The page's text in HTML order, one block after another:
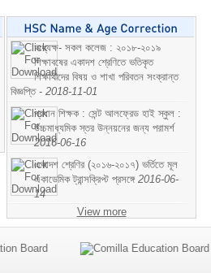
অধ্যক্ষ- সকল কলেজ : ২০১৮-২০১৯
শিক্ষাবষের একাদশ শ্রেণিতে ভতিকৃত
শিক্ষাথীদের বিষয় ও শাখা পরিবতন সংক্রান্ত
বিজ্ঞপ্তি - 2018-11-01
প্রধান শিক্ষক : সেন্ট আলফ্রেড হাই স্কুল :
উচ্চমাধ্যমিক স্তর উন্নয়নের জন্য পরামর্শ
2016-06-16
একাদশ শ্রেণির (২০১৬-২০১৭) ভর্তিতে মূল
একাডেমিক ট্রান্সক্রিপ্ট প্রসঙ্গে 2016-06-
14
View more